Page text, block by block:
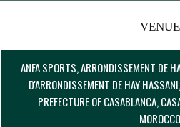
VENUE
ANFA SPORTS, ARRONDISSEMENT DE
D'ARRONDISSEMENT DE HAY
PREFECTURE OF CASABLANCA,
MOROCCO